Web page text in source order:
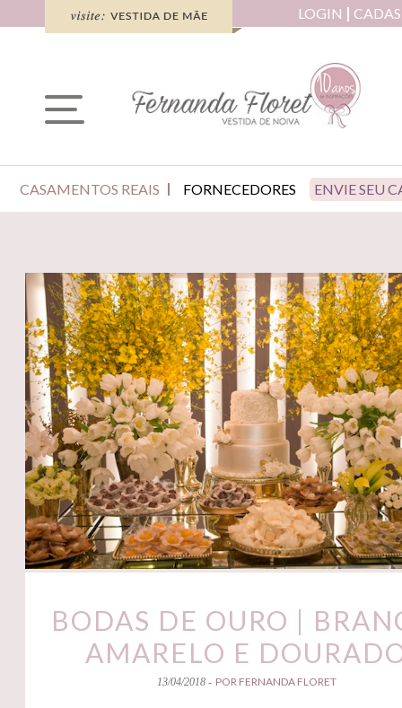
LOGIN
CASAMENTOS REAIS FORNECEDORES ENVIE SEU
BODAS DE OURO |
AMARELO E
13/04/2018 - POR FERNANDA FLORET